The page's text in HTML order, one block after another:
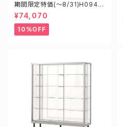
期間限定特価(～8/31)H0945
0S W900D450H900mm 新
型業務用ガラスケース ショーケ
ース
¥74,070
10%OFF